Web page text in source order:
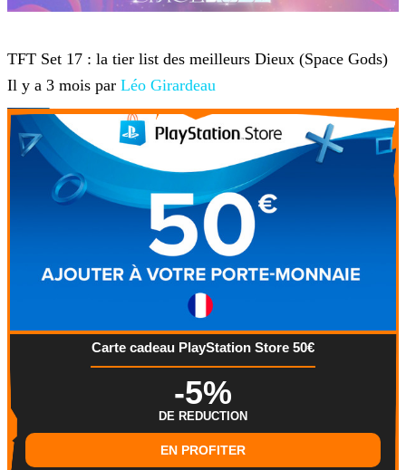
TFT Set 17 : la tier list des meilleurs Dieux (Space Gods)
Il y a 3 mois par Léo Girardeau
Carte cadeau PlayStation Store 50€
-5%
DE REDUCTION
EN PROFITER